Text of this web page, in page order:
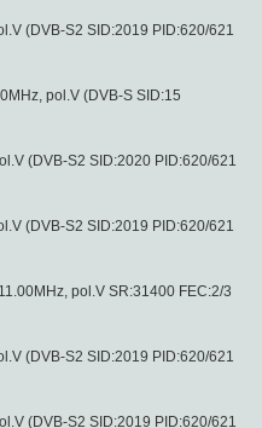
(DVB-S2 SID:2019 PID:620/621
pol.V (DVB-S SID:15
(DVB-S2 SID:2020 PID:620/621
(DVB-S2 SID:2019 PID:620/621
pol.V SR:31400 FEC:2/3
(DVB-S2 SID:2019 PID:620/621
(DVB-S2 SID:2019 PID:620/621